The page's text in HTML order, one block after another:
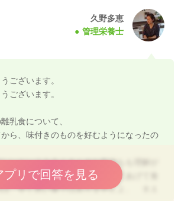
久野多恵
管理栄養士
ございます。
ございます。
乳食について、
ら、味付きのものを好むようになったの
いというみるくさんのお気持ちも理解が
使用してお子様の好む味にしてあげて食
は、全く悪い事ではありませんよ。 大人
お勧めできませんが、砂糖とレモン汁や
プリで回答を見る